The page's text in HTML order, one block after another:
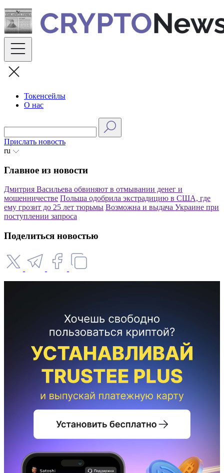
Skip
to
content
Токенсейлы
О нас
Прислать новость
ru
Главное из новости
Дмитрия Васильева обвиняют в отмывании денег и
мошенничестве Польша одобрила экстрадицию в США, где
ему грозит до 25 лет тюрьмы Возможна и выдача Украине при
поступлении запроса
Поделиться новостью